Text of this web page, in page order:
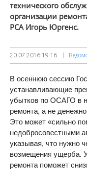
технического
организации
РСА Игорь Юргенс.
20.07.2016 19:16
В осеннюю сессию
устанавливающие
убытков по ОСАГО в
ремонта, а не
Это может «сильно
недобросовестными
указывая, что нужно
возмещения ущерба.
ремонта поможет